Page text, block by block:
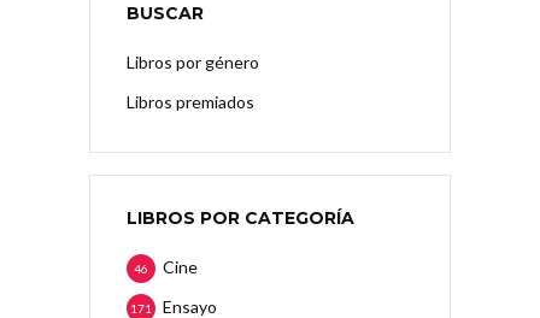
BUSCAR
Libros por género
Libros premiados
LIBROS POR CATEGORÍA
Cine
46
Ensayo
171